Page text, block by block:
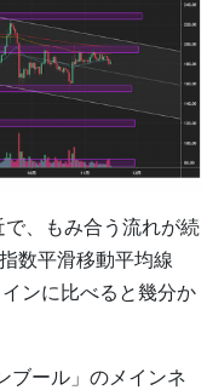
、もみ合う流れが続
数平滑移動平均線
ンに比べると幾分か
ブール」のメインネ